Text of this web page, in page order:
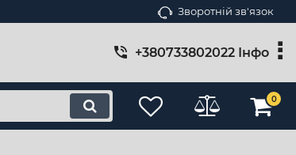
Зворотній зв'язок
+380733802022 Інфо
0